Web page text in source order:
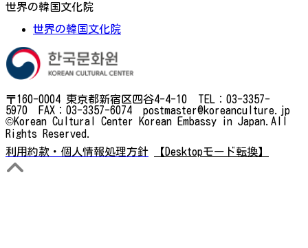
世界の韓国文化院
世界の韓国文化院
〒160-0004 東京都新宿区四谷4-4-10 TEL：03-3357-
5970 FAX：03-3357-6074 postmaster@koreanculture.jp
©Korean Cultural Center Korean Embassy in Japan.All
Rights Reserved.
利用約款・個人情報処理方針
【Desktopモード転換】